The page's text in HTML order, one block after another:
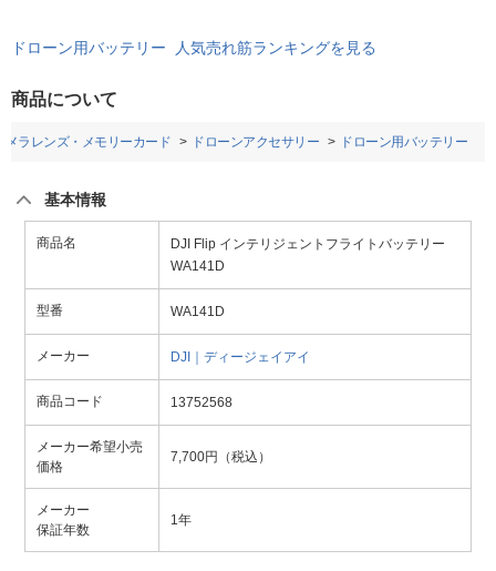
ドローン用バッテリー 人気売れ筋ランキングを見る
商品について
メラレンズ・メモリーカード ドローンアクセサリー ドローン用バッテリー
基本情報
商品名
DJI Flip インテリジェントフライトバッテリー
WA141D
型番 WA141D
メーカー DJI｜ディージェイアイ
商品コード 13752568
メーカー希望小売
価格
7,700円（税込）
メーカー
保証年数
1年